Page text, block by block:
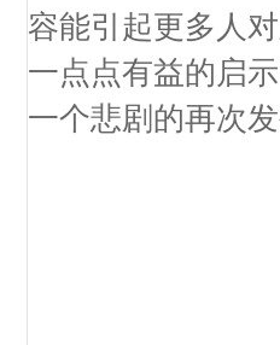
容能引起更多人
一点点有益的启
一个悲剧的再次